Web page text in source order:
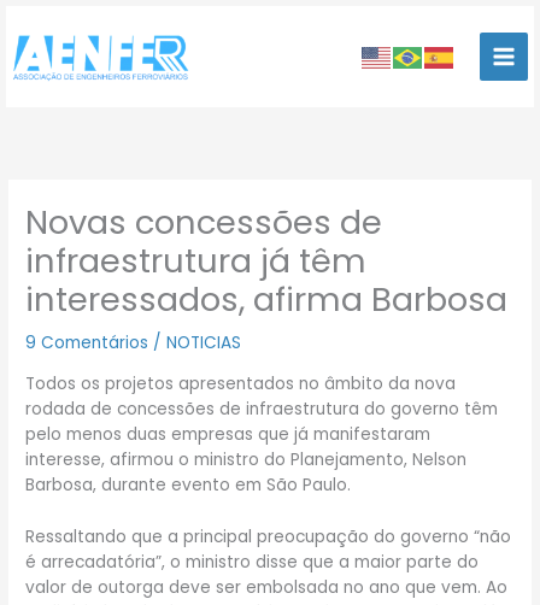
para
conteúdo
Novas concessões de
infraestrutura já têm
interessados, afirma Barbosa
9 Comentários /NOTICIAS
Todos os projetos apresentados no âmbito da nova
rodada de concessões de infraestrutura do governo têm
pelo menos duas empresas que já manifestaram
interesse, afirmou o ministro do Planejamento, Nelson
Barbosa, durante evento em São Paulo.
Ressaltando que a principal preocupação do governo “não
é arrecadatória”, o ministro disse que a maior parte do
valor de outorga deve ser embolsada no ano que vem. Ao